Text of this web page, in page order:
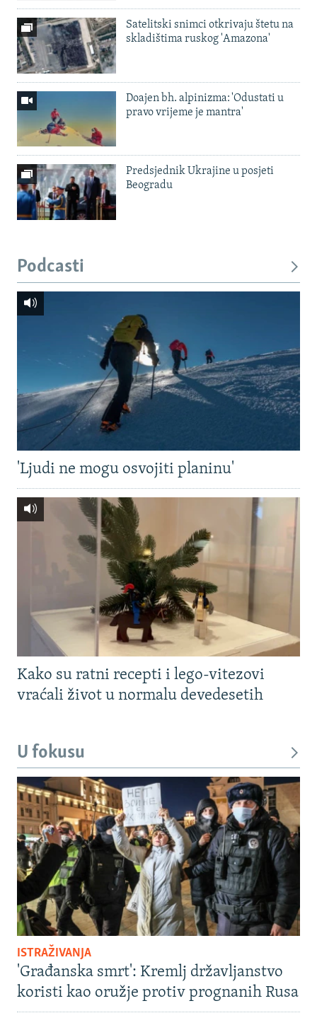
Satelitski snimci otkrivaju štetu na
skladištima ruskog 'Amazona'
Doajen bh. alpinizma: 'Odustati u
pravo vrijeme je mantra'
Predsjednik Ukrajine u posjeti
Beogradu
Podcasti
'Ljudi ne mogu osvojiti planinu'
Kako su ratni recepti i lego-vitezovi
vraćali život u normalu devedesetih
U fokusu
ISTRAŽIVANJA
'Građanska smrt': Kremlj državljanstvo
koristi kao oružje protiv prognanih Rusa